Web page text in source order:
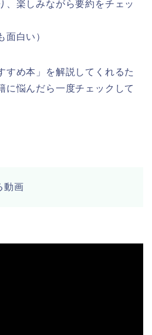
、楽しみながら要約をチェッ
面白い）
すめ本」を解説してくれるた
に悩んだら一度チェックして
動画